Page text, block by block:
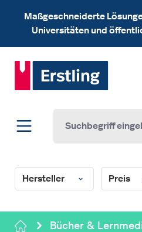
Zum Hauptinhalt springen
Maßgeschneiderte
Universitäten und
Hersteller Preis
Bücher &